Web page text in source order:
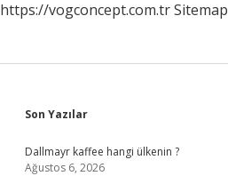
https://vogconcept.com.trSitemap
Sidebar
Son Yazılar
Dallmayr kaffee hangi ülkenin ?
Ağustos 6, 2026